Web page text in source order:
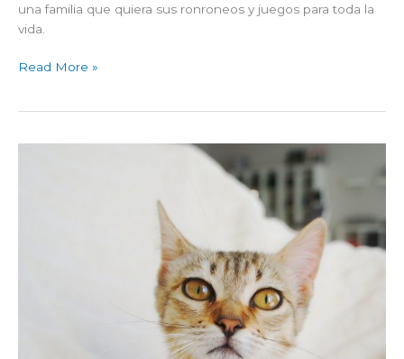
una familia que quiera sus ronroneos y juegos para toda la
vida.
Read More »